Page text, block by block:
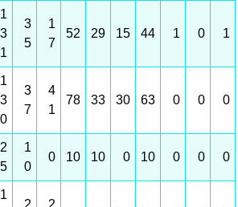
專區
人補助交易身分關係公開專區
臺
知
活動
標竿學習
舍出租資訊
心
舍出租資訊
舍出租資訊
費
助計畫
育補助計畫
畫